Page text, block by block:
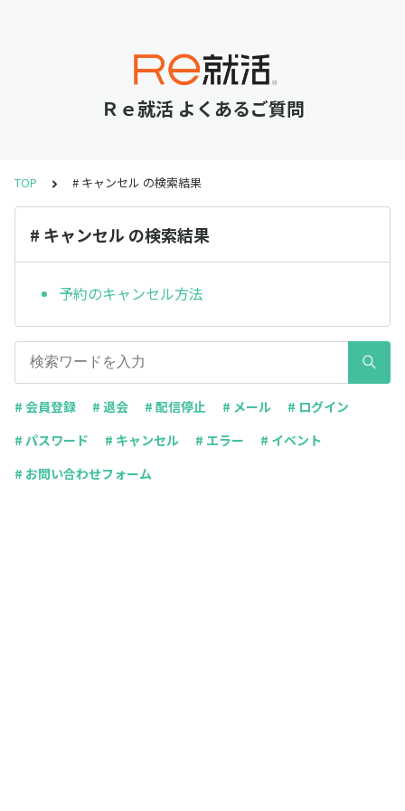
Ｒｅ就活 よくあるご質問
TOP # キャンセル の検索結果
# キャンセル の検索結果
予約のキャンセル方法
# 会員登録 # 退会 # 配信停止 # メール
# ログイン
# パスワード
# キャンセル # エラー
# イベント
# お問い合わせフォーム